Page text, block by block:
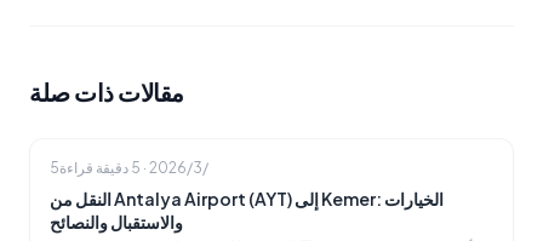
مقالات ذات صلة
5‏/3‏/2026
·
5 دقيقة قراءة
النقل من Antalya Airport (AYT) إلى Kemer: الخيارات
والاستقبال والنصائح